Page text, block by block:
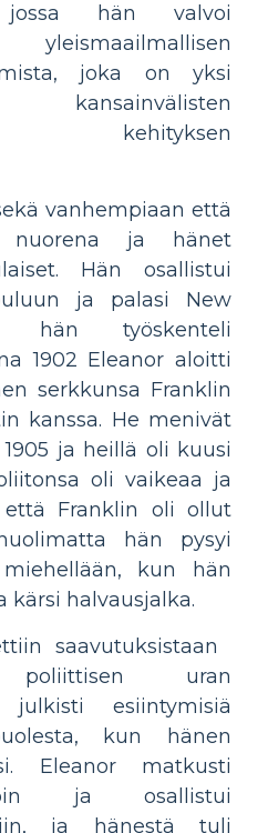
jossa hän valvoi
yleismaailmallisen
joka on yksi
kansainvälisten
kehityksen
vanhempiaan että
nuorena ja hänet
Hän osallistui
ja palasi New
hän työskenteli
1902 Eleanor aloitti
serkkunsa Franklin
kanssa. He menivät
ja heillä oli kuusi
oli vaikeaa ja
että Franklin oli ollut
hän pysyi
kun hän
kärsi halvausjalka.
saavutuksistaan
poliittisen uran
esiintymisiä
kun hänen
Eleanor matkusti
ja osallistui
ja hänestä tuli